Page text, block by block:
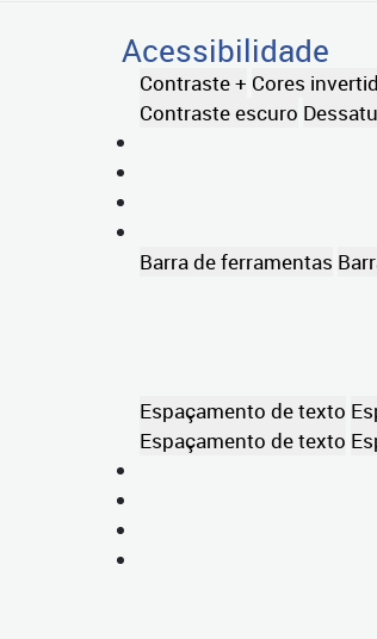
Acessibilidade
Contraste + Cores
Contraste escuro
Barra de ferramentas
Espaçamento de texto
Espaçamento de texto